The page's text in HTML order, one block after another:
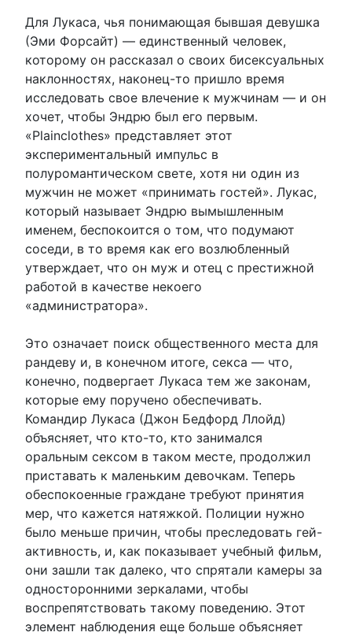
Для Лукаса, чья понимающая бывшая девушка
(Эми Форсайт) — единственный человек,
которому он рассказал о своих бисексуальных
наклонностях, наконец-то пришло время
исследовать свое влечение к мужчинам — и он
хочет, чтобы Эндрю был его первым.
«Plainclothes» представляет этот
экспериментальный импульс в
полуромантическом свете, хотя ни один из
мужчин не может «принимать гостей». Лукас,
который называет Эндрю вымышленным
именем, беспокоится о том, что подумают
соседи, в то время как его возлюбленный
утверждает, что он муж и отец с престижной
работой в качестве некоего
«администратора».
Это означает поиск общественного места для
рандеву и, в конечном итоге, секса — что,
конечно, подвергает Лукаса тем же законам,
которые ему поручено обеспечивать.
Командир Лукаса (Джон Бедфорд Ллойд)
объясняет, что кто-то, кто занимался
оральным сексом в таком месте, продолжил
приставать к маленьким девочкам. Теперь
обеспокоенные граждане требуют принятия
мер, что кажется натяжкой. Полиции нужно
было меньше причин, чтобы преследовать гей-
активность, и, как показывает учебный фильм,
они зашли так далеко, что спрятали камеры за
односторонними зеркалами, чтобы
воспрепятствовать такому поведению. Этот
элемент наблюдения еще больше объясняет